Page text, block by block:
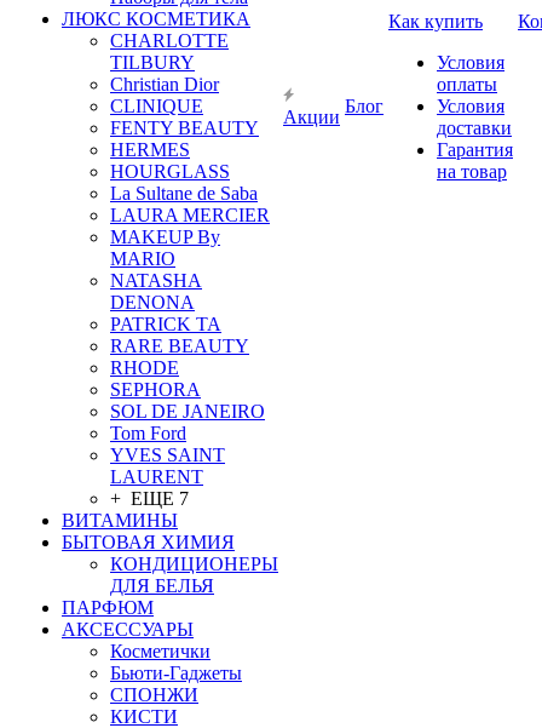
ЛЮКС КОСМЕТИКА
CHARLOTTE
TILBURY
Christian Dior
CLINIQUE
FENTY BEAUTY
HERMES
HOURGLASS
La Sultane de Saba
LAURA MERCIER
MAKEUP By
MARIO
NATASHA
DENONA
PATRICK TA
RARE BEAUTY
RHODE
SEPHORA
SOL DE JANEIRO
Tom Ford
YVES SAINT
LAURENT
+ ЕЩЕ 7
ВИТАМИНЫ
БЫТОВАЯ ХИМИЯ
КОНДИЦИОНЕРЫ
ДЛЯ БЕЛЬЯ
ПАРФЮМ
АКСЕССУАРЫ
Косметички
Бьюти-Гаджеты
СПОНЖИ
КИСТИ
Акции
Блог
Как купить
Условия
оплаты
Условия
доставки
Гарантия
на товар